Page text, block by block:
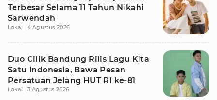
Terbesar Selama 11 Tahun Nikahi
Sarwendah
Lokal 4 Agustus 2026
Duo Cilik Bandung Rilis Lagu Kita
Satu Indonesia, Bawa Pesan
Persatuan Jelang HUT RI ke-81
Lokal 3 Agustus 2026